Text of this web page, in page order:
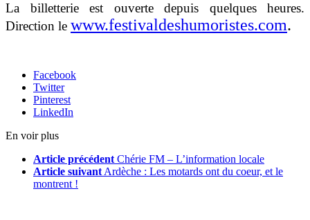
La billetterie est ouverte depuis quelques heures.
Direction le www.festivaldeshumoristes.com.
Facebook
Twitter
Pinterest
LinkedIn
En voir plus
Article précédent Chérie FM – L’information locale
Article suivant Ardèche : Les motards ont du coeur, et le
montrent !